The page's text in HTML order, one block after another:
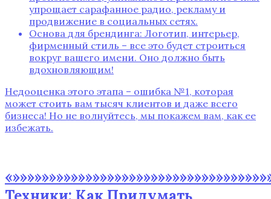
упрощает сарафанное радио, рекламу и
продвижение в социальных сетях.
Основа для брендинга: Логотип, интерьер,
фирменный стиль – все это будет строиться
вокруг вашего имени. Оно должно быть
вдохновляющим!
Недооценка этого этапа – ошибка №1, которая
может стоить вам тысяч клиентов и даже всего
бизнеса! Но не волнуйтесь, мы покажем вам, как ее
избежать.